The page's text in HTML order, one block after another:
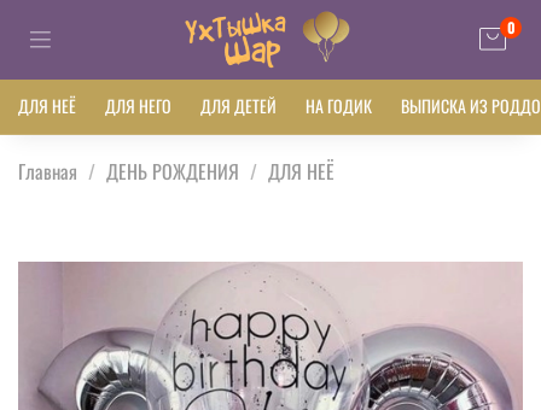
0
ДЛЯ НЕЁ ДЛЯ НЕГО ДЛЯ ДЕТЕЙ НА ГОДИК ВЫПИСКА ИЗ
Главная ДЕНЬ РОЖДЕНИЯ ДЛЯ НЕЁ